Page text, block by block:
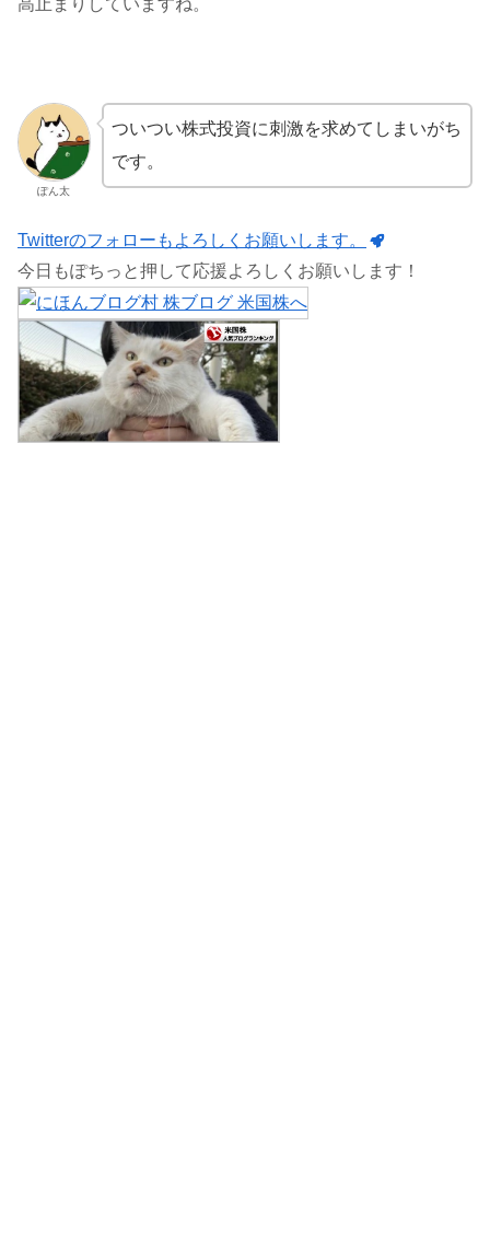
ぽん太
ついつい株式投資に刺激を求めてしまいがち
です。
Twitterのフォローもよろしくお願いします。
今日もぽちっと押して応援よろしくお願いします！